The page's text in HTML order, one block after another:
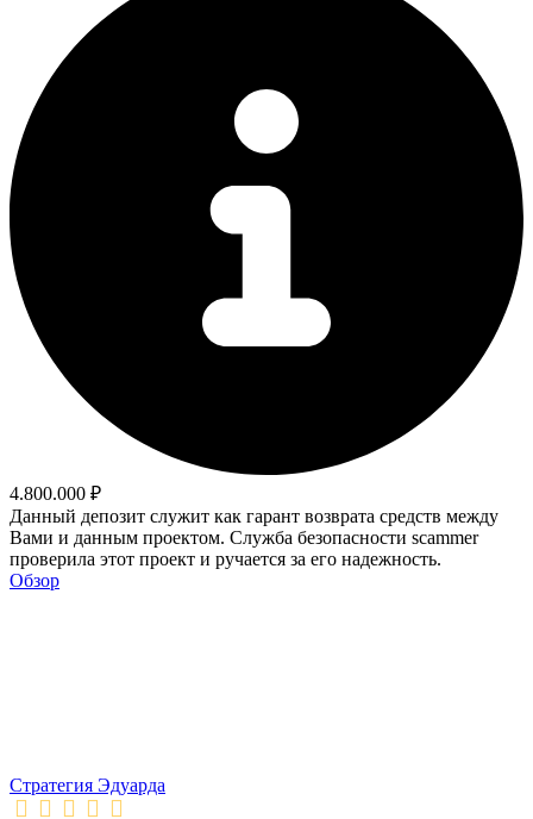
4.800.000 ₽
Данный депозит служит как гарант возврата средств между
Вами и данным проектом. Служба безопасности scammer
проверила этот проект и ручается за его надежность.
Обзор
Стратегия Эдуарда